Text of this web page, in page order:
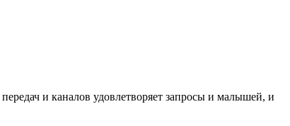
и каналов удовлетворяет запросы и малышей, и